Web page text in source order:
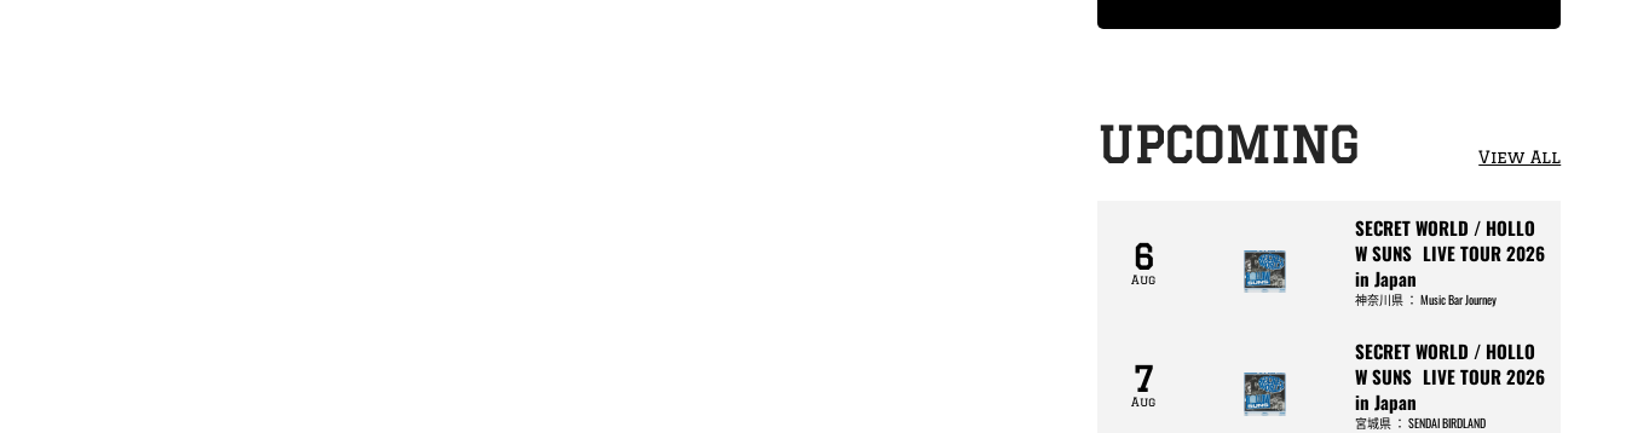
only 29 tickets left!
UPCOMING View All
6
Aug
SECRET WORLD / HOLLO
W SUNS LIVE TOUR 2026
in Japan
神奈川県： Music Bar Journey
7
Aug
SECRET WORLD / HOLLO
W SUNS LIVE TOUR 2026
in Japan
宮城県： SENDAI BIRDLAND